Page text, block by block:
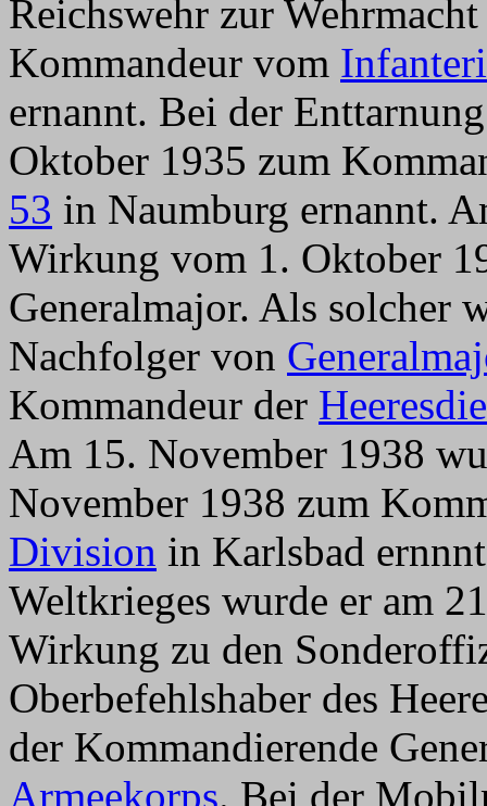
Reichswehr zur
Kommandeur vom
ernannt. Bei der
Oktober 1935 zum
53 in Naumburg ernannt.
Wirkung vom 1. Oktober
Generalmajor. Als solcher
Nachfolger von
Kommandeur der
Am 15. November 1938
November 1938 zum
Division in Karlsbad
Weltkrieges wurde er am
Wirkung zu den
Oberbefehlshaber des
der Kommandierende
Armeekorps. Bei der